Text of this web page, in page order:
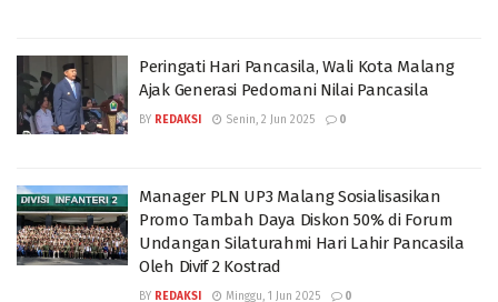
Peringati Hari Pancasila, Wali Kota Malang
Ajak Generasi Pedomani Nilai Pancasila
BY REDAKSI Senin, 2 Jun 2025 0
Manager PLN UP3 Malang Sosialisasikan
Promo Tambah Daya Diskon 50% di Forum
Undangan Silaturahmi Hari Lahir Pancasila
Oleh Divif 2 Kostrad
BY REDAKSI Minggu, 1 Jun 2025 0